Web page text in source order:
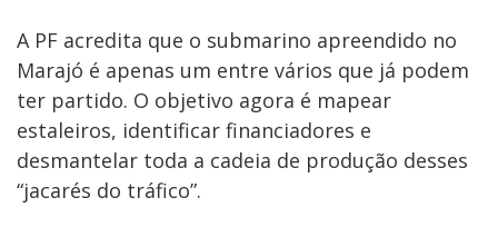
A PF acredita que o submarino apreendido no
Marajó é apenas um entre vários que já podem
ter partido. O objetivo agora é mapear
estaleiros, identificar financiadores e
desmantelar toda a cadeia de produção desses
“jacarés do tráfico”.